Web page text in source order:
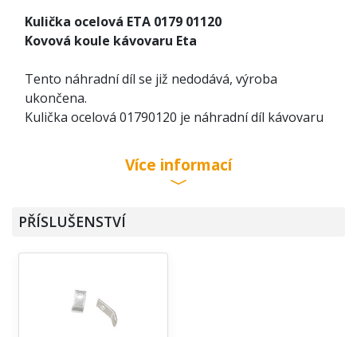
Kulička ocelová ETA 0179 01120
Kovová koule kávovaru Eta
Tento náhradní díl se již nedodává, výroba
ukončena.
Kulička ocelová 01790120 je náhradní díl kávovaru
Více informací
PŘÍSLUŠENSTVÍ